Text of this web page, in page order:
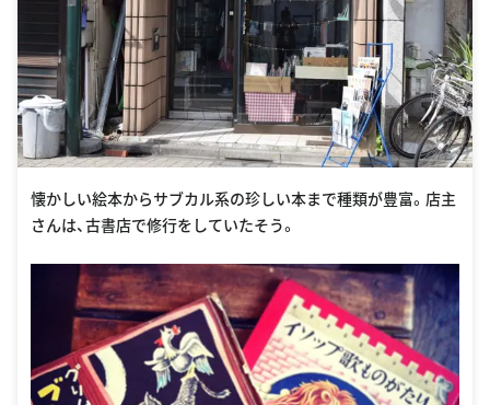
懐かしい絵本からサブカル系の珍しい本まで種類が豊富。店主
さんは、古書店で修行をしていたそう。